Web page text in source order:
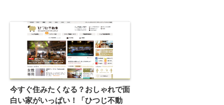
今すぐ住みたくなる？おしゃれで面
白い家がいっぱい！「ひつじ不動